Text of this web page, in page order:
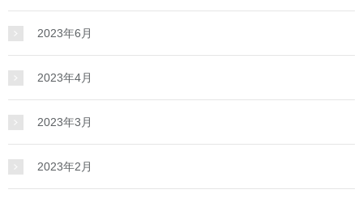
2023年6月
2023年4月
2023年3月
2023年2月